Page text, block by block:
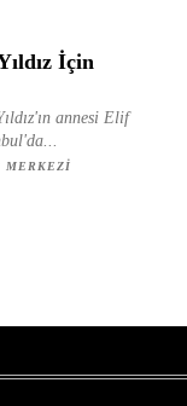
İçin
annesi Elif
MERKEZI